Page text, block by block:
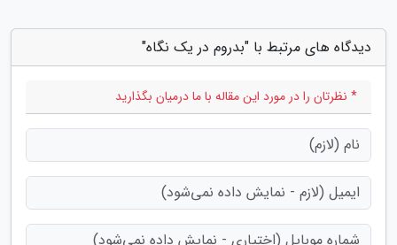
دیدگاه های مرتبط با "بدروم در یک نگاه"
* نظرتان را در مورد این مقاله با ما درمیان بگذارید